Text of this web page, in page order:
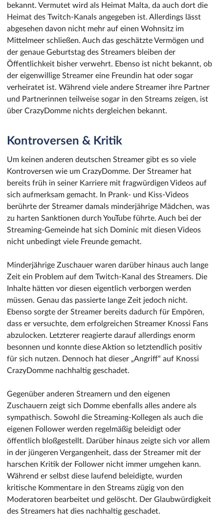
bekannt. Vermutet wird als Heimat Malta, da auch dort die
Heimat des Twitch-Kanals angegeben ist. Allerdings lässt
abgesehen davon nicht mehr auf einen Wohnsitz im
Mittelmeer schließen. Auch das geschätzte Vermögen und
der genaue Geburtstag des Streamers bleiben der
Öffentlichkeit bisher verwehrt. Ebenso ist nicht bekannt, ob
der eigenwillige Streamer eine Freundin hat oder sogar
verheiratet ist. Während viele andere Streamer ihre Partner
und Partnerinnen teilweise sogar in den Streams zeigen, ist
über CrazyDomme nichts dergleichen bekannt.
Kontroversen & Kritik
Um keinen anderen deutschen Streamer gibt es so viele
Kontroversen wie um CrazyDomme. Der Streamer hat
bereits früh in seiner Karriere mit fragwürdigen Videos auf
sich aufmerksam gemacht. In Prank- und Kiss-Videos
berührte der Streamer damals minderjährige Mädchen, was
zu harten Sanktionen durch YouTube führte. Auch bei der
Streaming-Gemeinde hat sich Dominic mit diesen Videos
nicht unbedingt viele Freunde gemacht.
Minderjährige Zuschauer waren darüber hinaus auch lange
Zeit ein Problem auf dem Twitch-Kanal des Streamers. Die
Inhalte hätten vor diesen eigentlich verborgen werden
müssen. Genau das passierte lange Zeit jedoch nicht.
Ebenso sorgte der Streamer bereits dadurch für Empören,
dass er versuchte, dem erfolgreichen Streamer Knossi Fans
abzulocken. Letzterer reagierte darauf allerdings enorm
besonnen und konnte diese Aktion so letztendlich positiv
für sich nutzen. Dennoch hat dieser „Angriff“ auf Knossi
CrazyDomme nachhaltig geschadet.
Gegenüber anderen Streamern und den eigenen
Zuschauern zeigt sich Domme ebenfalls alles andere als
sympathisch. Sowohl die Streaming-Kollegen als auch die
eigenen Follower werden regelmäßig beleidigt oder
öffentlich bloßgestellt. Darüber hinaus zeigte sich vor allem
in der jüngeren Vergangenheit, dass der Streamer mit der
harschen Kritik der Follower nicht immer umgehen kann.
Während er selbst diese laufend beleidigte, wurden
kritische Kommentare in den Streams zügig von den
Moderatoren bearbeitet und gelöscht. Der Glaubwürdigkeit
des Streamers hat dies nachhaltig geschadet.